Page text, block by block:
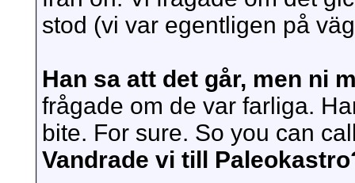
stod (vi var egentligen på
Han sa att det går, men ni
frågade om de var farliga.
bite. For sure. So you can
Vandrade vi till